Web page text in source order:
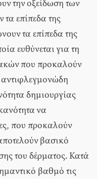
την οξείδωση των
τα επίπεδα της
τα επίπεδα της
ευθύνεται για τη
που προκαλούν
δημιουργίας
να
που προκαλούν
βασικό
του δέρματος. Κατά
βαθμό τις